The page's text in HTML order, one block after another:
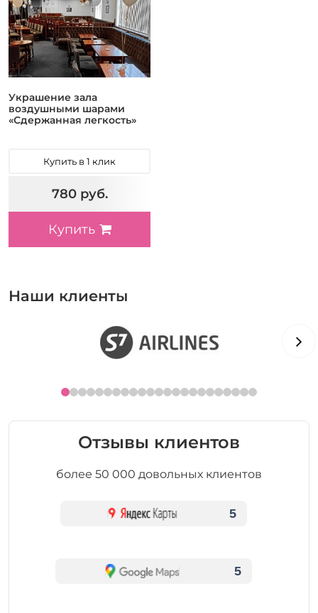
Украшение зала
воздушными шарами
«Сдержанная легкость»
Купить в 1 клик
780 руб.
Купить
Наши клиенты
Отзывы клиентов
более 50 000 довольных клиентов
5
5